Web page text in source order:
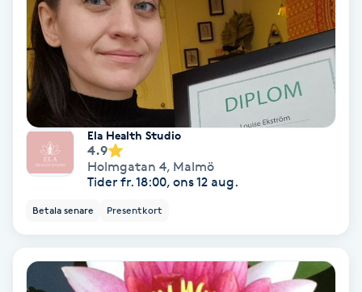
Gel naglar
Gelenaglar
Gellack
Gellack med förstärkning
Gravidyoga
Gruppträning
Ela Health Studio
4.9
Holmgatan 4, Malmö
Tider fr. 18:00, ons 12 aug.
Betala senare Presentkort